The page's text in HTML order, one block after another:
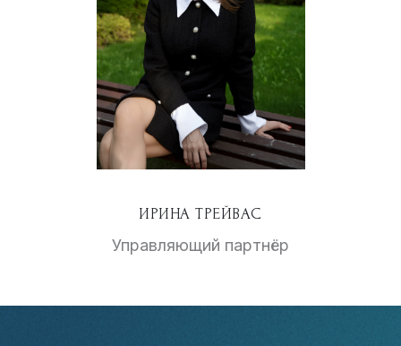
ИРИНА ТРЕЙВАС
Управляющий партнёр